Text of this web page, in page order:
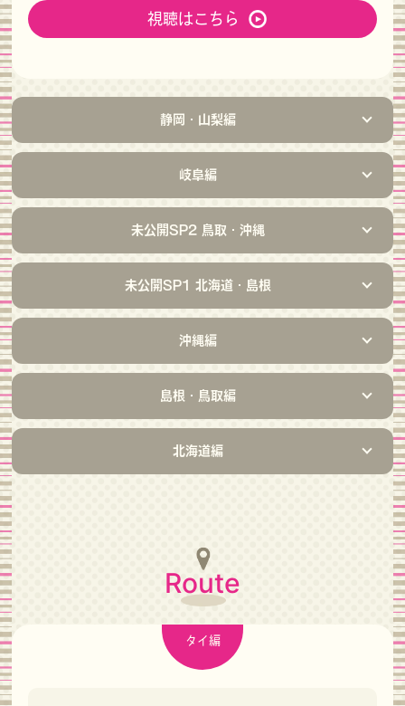
視聴はこちら
静岡・山梨編
岐阜編
未公開SP2 鳥取・沖縄
未公開SP1 北海道・島根
沖縄編
島根・鳥取編
北海道編
Route
タイ編